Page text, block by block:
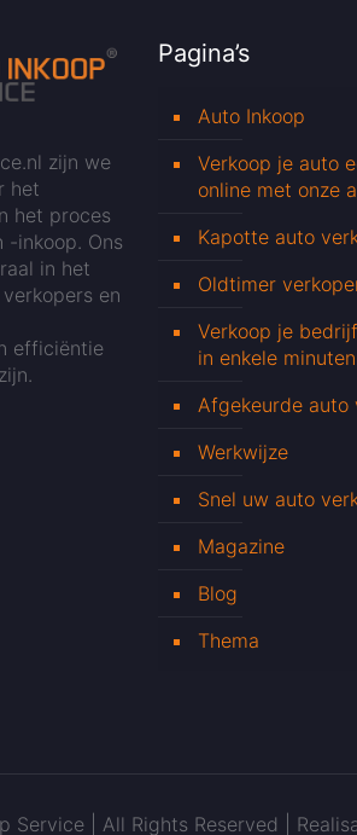
zijn we
het
het proces
-inkoop. Ons
in het
en
efficiëntie
Pagina’s
Auto Inkoop
Verkoop je auto
online met onze
Kapotte auto
Oldtimer
Verkoop je
in enkele minuten
Afgekeurde auto
Werkwijze
Snel uw auto
Magazine
Blog
Thema
Service | All Rights Reserved |